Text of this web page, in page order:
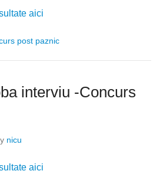
aici
post paznic
interviu -Concurs
nicu
aici